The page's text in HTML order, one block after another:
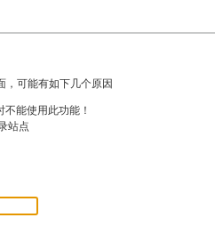
，可能有如下几个原因
能使用此功能！
站点